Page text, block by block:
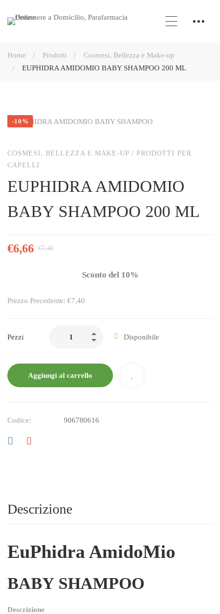
Home Prodotti
Cosmesi, Bellezza e Make-up
EUPHIDRA AMIDOMIO BABY SHAMPOO 200 ML
-10%
COSMESI, BELLEZZA E MAKE-UP / PRODOTTI PER
CAPELLI
EUPHIDRA AMIDOMIO
BABY SHAMPOO 200 ML
€6,66 €7,40
Sconto del 10%
Prezzo Precedente: €7,40
Pezzi Disponibile
Aggiungi al carrello
Codice: 906780616
Descrizione
EuPhidra AmidoMio
BABY SHAMPOO
Descrizione